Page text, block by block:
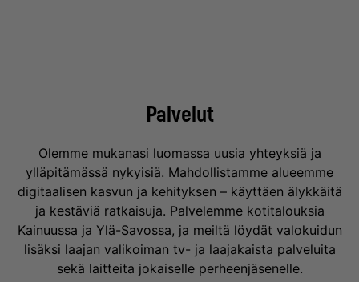
Palvelut
Olemme mukanasi luomassa uusia yhteyksiä ja
ylläpitämässä nykyisiä. Mahdollistamme alueemme
digitaalisen kasvun ja kehityksen – käyttäen älykkäitä
ja kestäviä ratkaisuja. Palvelemme kotitalouksia
Kainuussa ja Ylä-Savossa, ja meiltä löydät valokuidun
lisäksi laajan valikoiman tv- ja laajakaista palveluita
sekä laitteita jokaiselle perheenjäsenelle.